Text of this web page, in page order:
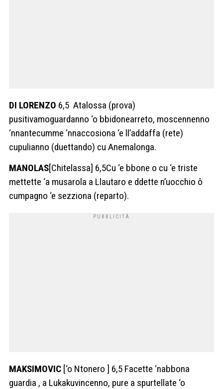
DI LORENZO 6,5 Atalossa (prova)
pusitivamoguardanno ‘o bbidonearreto, moscennenno
‘nnantecumme ‘nnaccosiona ‘e ll’addaffa (rete)
cupulianno (duettando) cu Anemalonga.
MANOLAS[Chitelassa] 6,5Cu ‘e bbone o cu ‘e triste
mettette ‘a musarola a Llautaro e ddette n’uocchio ô
cumpagno ‘e sezziona (reparto).
MAKSIMOVIC [‘o Ntonero ] 6,5 Facette ‘nabbona
guardia , a Lukakuvincenno, pure a spurtellate ‘o